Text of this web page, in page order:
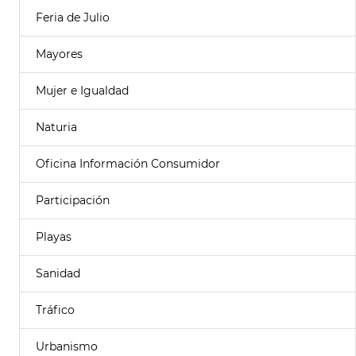
Feria de Julio
Mayores
Mujer e Igualdad
Naturia
Oficina Información Consumidor
Participación
Playas
Sanidad
Tráfico
Urbanismo